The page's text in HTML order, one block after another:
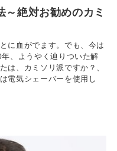
絶対お勧めのカミ
に血がでます。でも、今は
、ようやく辿りついた解
は、カミソリ派ですか？、
電気シェーバーを使用し